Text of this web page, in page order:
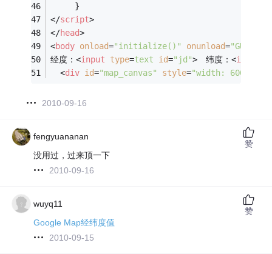
     }
</script>
</head>
<body onload="initialize()" onunload=
经度：<input type=text id="jd"> 纬度：<input
<div id="map_canvas" style="width: 600px;
2010-09-16
fengyuananan
没用过，过来顶一下
2010-09-16
赞
wuyq11
Google Map经纬度值
2010-09-15
赞